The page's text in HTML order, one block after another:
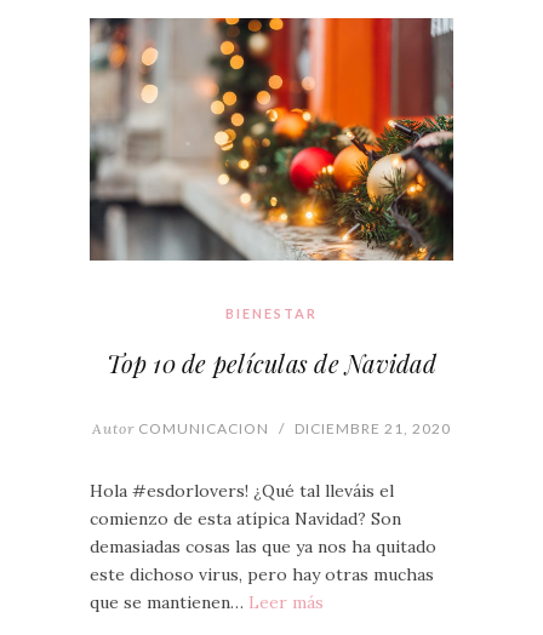
BIENESTAR
Top 10 de películas de Navidad
Autor COMUNICACION / DICIEMBRE 21, 2020
Hola #esdorlovers! ¿Qué tal lleváis el
comienzo de esta atípica Navidad? Son
demasiadas cosas las que ya nos ha quitado
este dichoso virus, pero hay otras muchas
que se mantienen… Leer más